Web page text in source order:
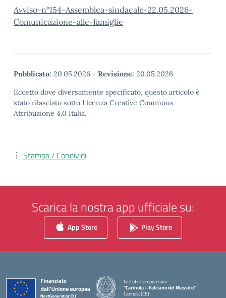
Avviso-n°154-Assemblea-sindacale-22.05.2026-
Comunicazione-alle-famiglie
Pubblicato: 20.05.2026 - Revisione: 20.05.2026
Eccetto dove diversamente specificato, questo articolo è
stato rilasciato sotto Licenza Creative Commons
Attribuzione 4.0 Italia.
Stampa / Condividi
Scarica la nostra app ufficiale su:
App Store Play Store
Istituto Comprensivo
"Carinola – Falciano del Massico"
Carinola (CE)